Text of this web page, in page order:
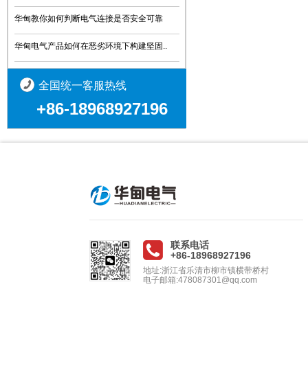
华甸教你如何判断电气连接是否安全可靠
华甸电气产品如何在恶劣环境下构建坚固..
全国统一客服热线
+86-18968927196
联系电话
+86-18968927196
地址:浙江省乐清市柳市镇横带桥村
电子邮箱:478087301@qq.com